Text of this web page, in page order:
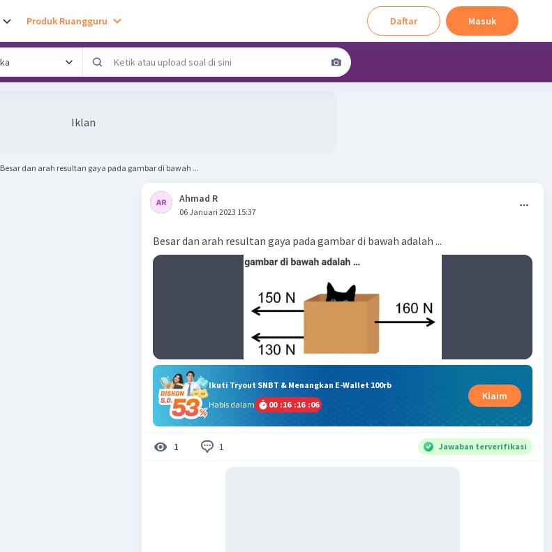
Produk Ruangguru Daftar Masuk
Iklan
Besar dan arah resultan gaya pada gambar di bawah ...
Ahmad R
06 Januari 2023 15:37
Besar dan arah resultan gaya pada gambar di bawah adalah ...
Ikuti Tryout SNBT & Menangkan E-Wallet 100rb
Habis dalam
00 :16 :16 :06
Klaim
1 1 Jawaban terverifikasi